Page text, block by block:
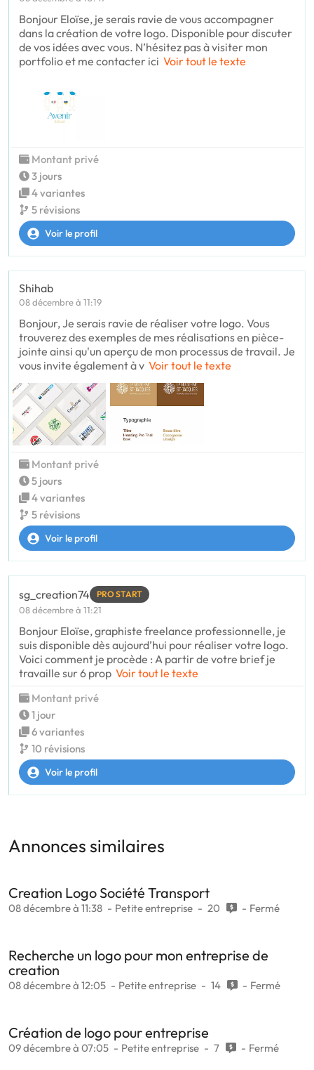
Bonjour Eloïse, je serais ravie de vous accompagner
dans la création de votre logo. Disponible pour discuter
de vos idées avec vous. N’hésitez pas à visiter mon
portfolio et me contacter ici Voir tout le texte
Montant privé
3 jours
4 variantes
5 révisions
Voir le profil
Shihab
08 décembre à 11:19
Bonjour, Je serais ravie de réaliser votre logo. Vous
trouverez des exemples de mes réalisations en pièce-
jointe ainsi qu'un aperçu de mon processus de travail. Je
vous invite également à v Voir tout le texte
Montant privé
5 jours
4 variantes
5 révisions
Voir le profil
sg_creation74 PRO START
08 décembre à 11:21
Bonjour Eloïse, graphiste freelance professionnelle, je
suis disponible dès aujourd’hui pour réaliser votre logo.
Voici comment je procède : A partir de votre brief je
travaille sur 6 prop Voir tout le texte
Montant privé
1 jour
6 variantes
10 révisions
Voir le profil
Annonces similaires
Creation Logo Société Transport
08 décembre à 11:38 Petite entreprise 20 Fermé
Recherche un logo pour mon entreprise de
creation
08 décembre à 12:05 Petite entreprise 14 Fermé
Création de logo pour entreprise
09 décembre à 07:05 Petite entreprise 7 Fermé